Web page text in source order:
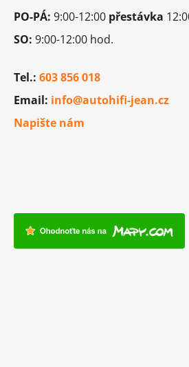
PO-PÁ: 9:00-12:00 přestávka
SO: 9:00-12:00 hod.
Tel.: 603 856 018
Email: info@autohifi-jean.cz
Napište nám